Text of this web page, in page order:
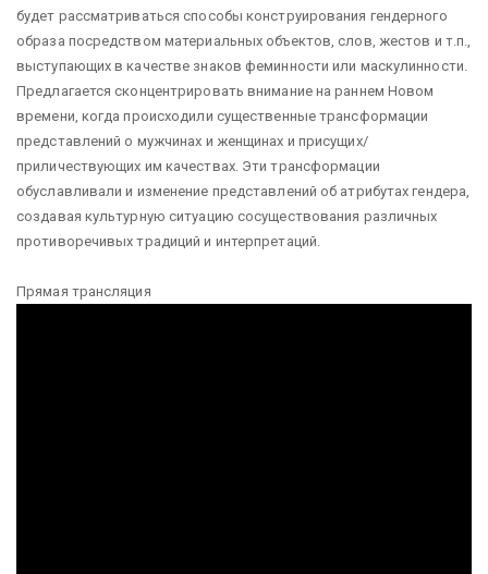
будет рассматриваться способы конструирования гендерного
образа посредством материальных объектов, слов, жестов и т.п.,
выступающих в качестве знаков феминности или маскулинности.
Предлагается сконцентрировать внимание на раннем Новом
времени, когда происходили существенные трансформации
представлений о мужчинах и женщинах и присущих/
приличествующих им качествах. Эти трансформации
обуславливали и изменение представлений об атрибутах гендера,
создавая культурную ситуацию сосуществования различных
противоречивых традиций и интерпретаций.
Прямая трансляция